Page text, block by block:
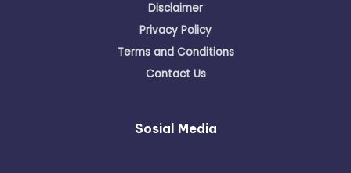
Disclaimer
Privacy Policy
Terms and Conditions
Contact Us
Sosial Media